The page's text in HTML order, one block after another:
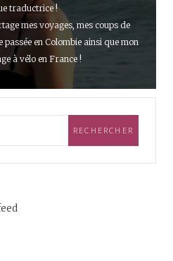
traductrice !
mes voyages, mes coups de
en Colombie ainsi que mon
à vélo en France !